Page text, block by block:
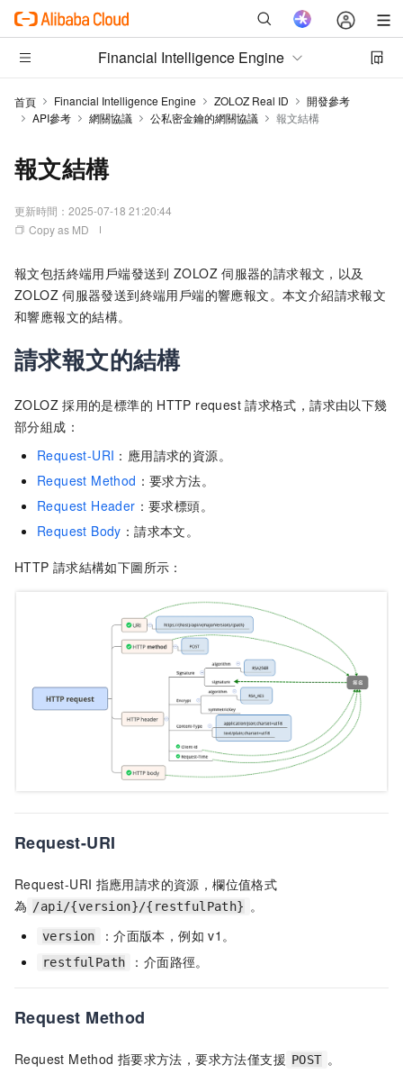
Financial Intelligence Engine
首頁 Financial Intelligence Engine ZOLOZ Real ID
開發參考
API參考
網關協議 公私密金鑰的網關協議 報文結構
報文結構
更新時間： 2025-07-18 21:20:44
Copy as MD
報文包括終端用戶端發送到 ZOLOZ 伺服器的請求報文，以及
ZOLOZ 伺服器發送到終端用戶端的響應報文。本文介紹請求報文
和響應報文的結構。
請求報文的結構
ZOLOZ 採用的是標準的 HTTP request 請求格式，請求由以下幾
部分組成：
Request-URI ：應用請求的資源。
Request Method ：要求方法。
Request Header ：要求標頭。
Request Body ：請求本文。
HTTP 請求結構如下圖所示：
Request-URI
Request-URI 指應用請求的資源，欄位值格式
為 /api/{version}/{restfulPath} 。
version ：介面版本，例如 v1。
restfulPath ：介面路徑。
Request Method
Request Method 指要求方法，要求方法僅支援 POST 。